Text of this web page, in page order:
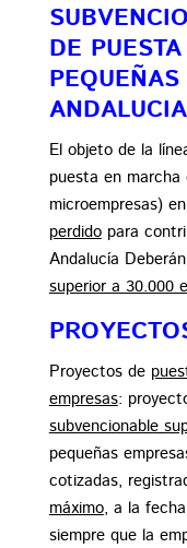
DE
ANDALUCIA
El objeto de la
puesta en marcha
microempresas)
perdidopara
Andalucía
superior a 30.000
Proyectos de
empresas:
subvencionable
pequeñas
cotizadas,
máximo, a la
siempre que la